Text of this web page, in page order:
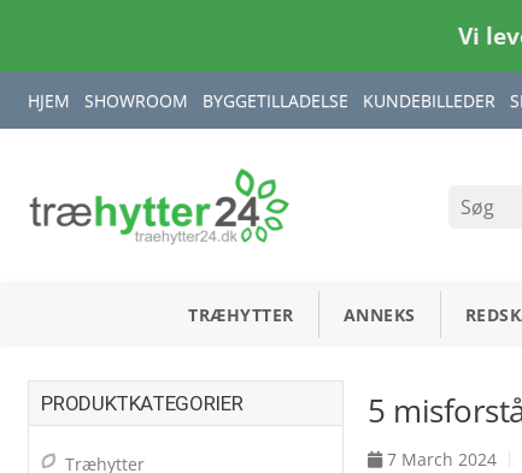
Vi
HJEM SHOWROOM BYGGETILLADELSE KUNDEBILLEDER
TRÆHYTTER ANNEKS
5
7 March 2024
PRODUKTKATEGORIER
Træhytter